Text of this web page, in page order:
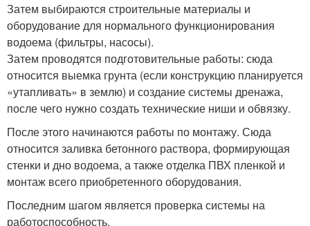
Затем выбираются строительные материалы и
оборудование для нормального функционирования
водоема (фильтры, насосы).
Затем проводятся подготовительные работы: сюда
относится выемка грунта (если конструкцию планируется
«утапливать» в землю) и создание системы дренажа,
после чего нужно создать технические ниши и обвязку.
После этого начинаются работы по монтажу. Сюда
относится заливка бетонного раствора, формирующая
стенки и дно водоема, а также отделка ПВХ пленкой и
монтаж всего приобретенного оборудования.
Последним шагом является проверка системы на
работоспособность.